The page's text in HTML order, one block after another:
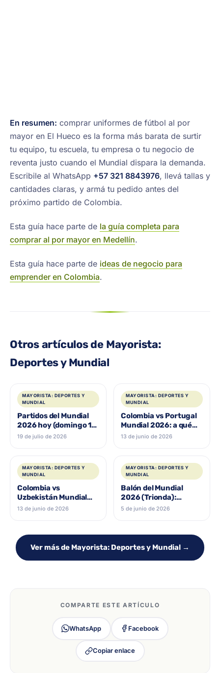
En resumen: comprar uniformes de fútbol al por
mayor en El Hueco es la forma más barata de surtir
tu equipo, tu escuela, tu empresa o tu negocio de
reventa justo cuando el Mundial dispara la demanda.
Escribile al WhatsApp +57 321 8843976, llevá tallas y
cantidades claras, y armá tu pedido antes del
próximo partido de Colombia.
Esta guía hace parte de la guía completa para
comprar al por mayor en Medellín.
Esta guía hace parte de ideas de negocio para
emprender en Colombia.
Otros artículos de Mayorista:
Deportes y Mundial
MAYORISTA: DEPORTES Y
MUNDIAL
Partidos del Mundial
2026 hoy (domingo 19
de julio): la final
19 de julio de 2026
MAYORISTA: DEPORTES Y
MUNDIAL
Colombia vs Portugal
Mundial 2026: a qué
hora juega, dónde
13 de junio de 2026
MAYORISTA: DEPORTES Y
MUNDIAL
Colombia vs
Uzbekistán Mundial
2026: a qué hora
13 de junio de 2026
MAYORISTA: DEPORTES Y
MUNDIAL
Balón del Mundial
2026 (Trionda):
réplicas, minibalón y la
5 de junio de 2026
Ver más de Mayorista: Deportes y Mundial →
COMPARTE ESTE ARTÍCULO
WhatsApp Facebook
Copiar enlace